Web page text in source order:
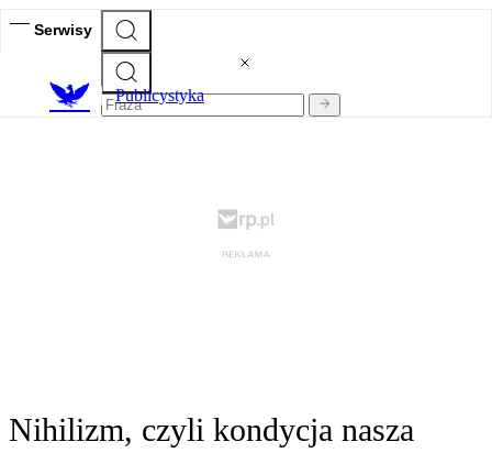
Serwisy
Publicystyka
Nihilizm, czyli kondycja nasza